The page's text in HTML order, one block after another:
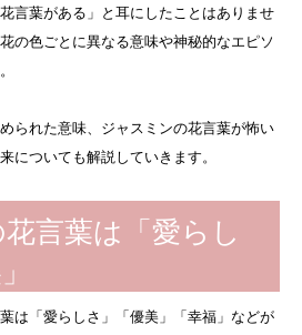
言葉がある」と耳にしたことはありませ
の色ごとに異なる意味や神秘的なエピソ
られた意味、ジャスミンの花言葉が怖い
についても解説していきます。
言葉は「愛らし
は「愛らしさ」「優美」「幸福」などが